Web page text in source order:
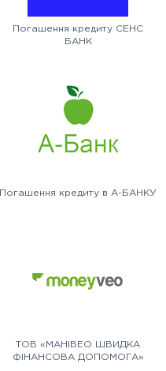
Погашення кредиту СЕНС
БАНК
Погашення кредиту в А-БАНКУ
ТОВ «МАНІВЕО ШВИДКА
ФІНАНСОВА ДОПОМОГА»